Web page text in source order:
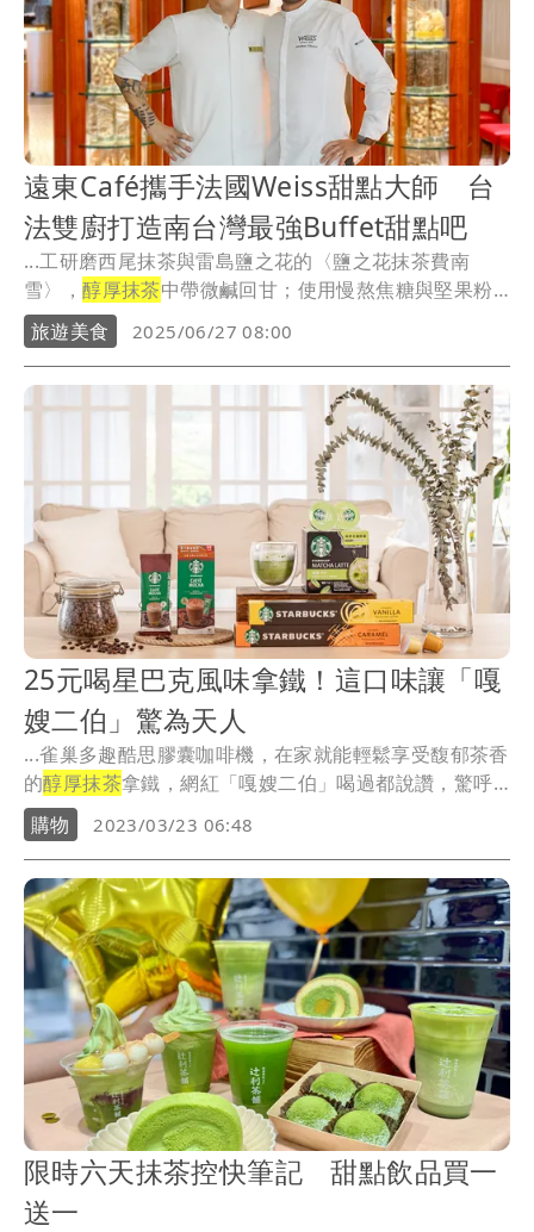
遠東Café攜手法國Weiss甜點大師 台
法雙廚打造南台灣最強Buffet甜點吧
...工研磨西尾抹茶與雷島鹽之花的〈鹽之花抹茶費南
雪〉，醇厚抹茶中帶微鹹回甘；使用慢熬焦糖與堅果粉
的〈琥珀...
旅遊美食 2025/06/27 08:00
25元喝星巴克風味拿鐵！這口味讓「嘎
嫂二伯」驚為天人
...雀巢多趣酷思膠囊咖啡機，在家就能輕鬆享受馥郁茶香
的醇厚抹茶拿鐵，網紅「嘎嫂二伯」喝過都說讚，驚呼
「第...
購物 2023/03/23 06:48
限時六天抺茶控快筆記 甜點飲品買一
送一